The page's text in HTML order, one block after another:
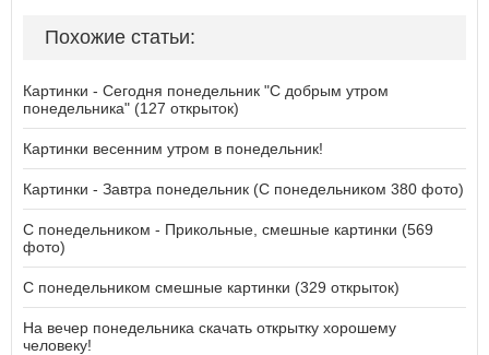
Похожие статьи:
Картинки - Сегодня понедельник "С добрым утром
понедельника" (127 открыток)
Картинки весенним утром в понедельник!
Картинки - Завтра понедельник (С понедельником 380 фото)
С понедельником - Прикольные, смешные картинки (569
фото)
С понедельником смешные картинки (329 открыток)
На вечер понедельника скачать открытку хорошему
человеку!